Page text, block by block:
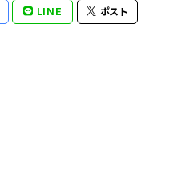
LINE ポスト